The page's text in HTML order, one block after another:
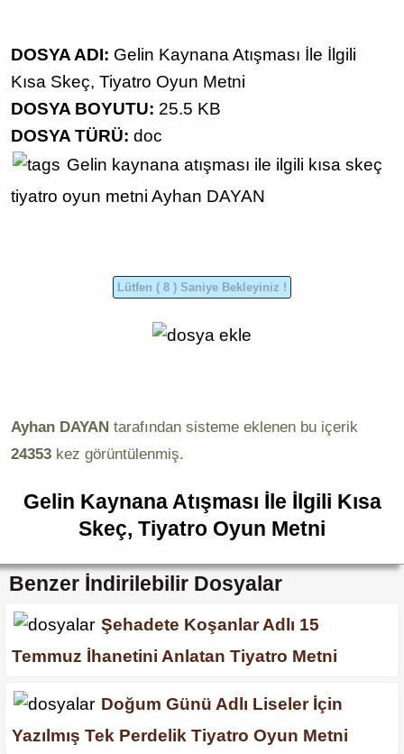
DOSYA ADI: Gelin Kaynana Atışması İle İlgili
Kısa Skeç, Tiyatro Oyun Metni
DOSYA BOYUTU: 25.5 KB
DOSYA TÜRÜ: doc
Gelin kaynana atışması ile ilgili kısa skeç
tiyatro oyun metni Ayhan DAYAN
Ayhan DAYAN tarafından sisteme eklenen bu içerik
24353 kez görüntülenmiş.
Gelin Kaynana Atışması İle İlgili Kısa
Skeç, Tiyatro Oyun Metni
Benzer İndirilebilir Dosyalar
Şehadete Koşanlar Adlı 15
Temmuz İhanetini Anlatan Tiyatro Metni
Doğum Günü Adlı Liseler İçin
Yazılmış Tek Perdelik Tiyatro Oyun Metni